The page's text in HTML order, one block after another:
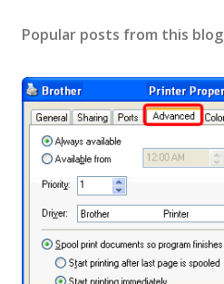
Popular posts from this blog